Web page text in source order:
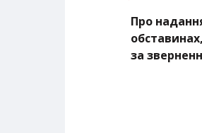
Про
обставинах,
за